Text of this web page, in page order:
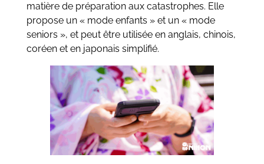
matière de préparation aux catastrophes. Elle
propose un « mode enfants » et un « mode
seniors », et peut être utilisée en anglais, chinois,
coréen et en japonais simplifié.